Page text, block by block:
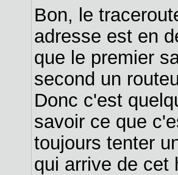
Bon, le
adresse est en
que le premier
second un
Donc c'est
savoir ce que
toujours tenter
qui arrive de cet